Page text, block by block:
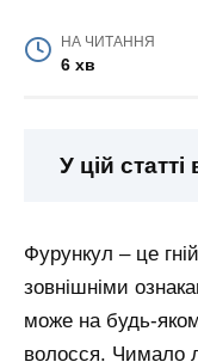
НА ЧИТАННЯ
6 хв
У цій статті
Фурункул – це
зовнішніми
може на будь-
волосся. Чимало